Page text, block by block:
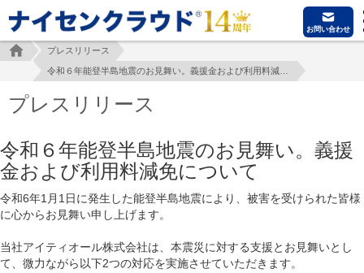
お問い合わせ
プレスリリース
プレスリリース
令和６年能登半島地震のお見舞い。義援
金および利用料減免について
令和6年1月1日に発生した能登半島地震により、被害を受けられた皆様
に心からお見舞い申し上げます。
当社アイティオール株式会社は、本震災に対する支援とお見舞いとし
て、微力ながら以下2つの対応を実施させていただきます。